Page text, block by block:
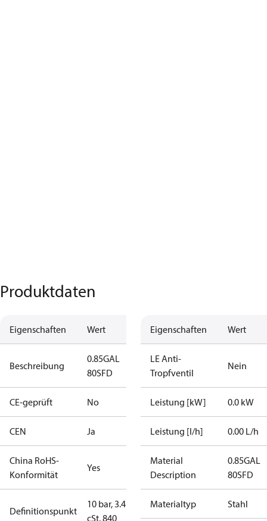
Produktdaten
Eigenschaften Wert
Beschreibung
0.85GAL
80SFD
CE-geprüft No
CEN Ja
China RoHS-
Konformität
Yes
Definitionspunkt
10 bar, 3.4
cSt, 840
Eigenschaften Wert
LE Anti-
Tropfventil
Nein
Leistung [kW] 0.0 kW
Leistung [l/h] 0.00 L/h
Material
Description
0.85GAL
80SFD
Materialtyp Stahl